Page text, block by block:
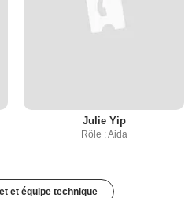
Julie Yip
Rôle : Aida
et équipe technique